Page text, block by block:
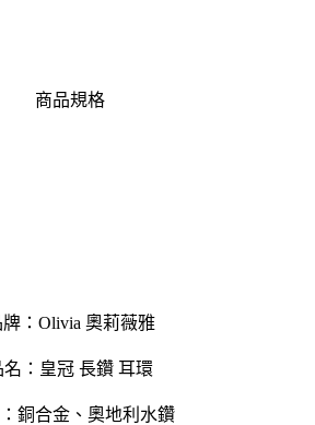
商品規格
牌：Olivia 奧莉薇雅
名：皇冠 長鑽 耳環
銅合金、奧地利水鑽